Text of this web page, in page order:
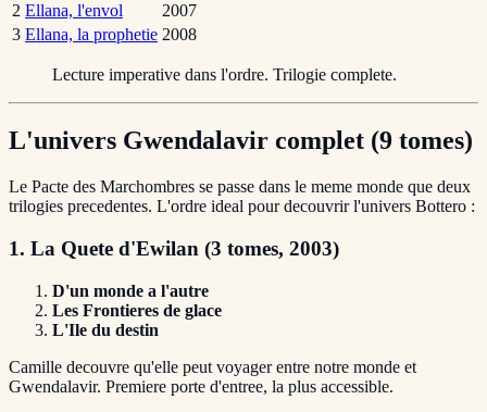
2 Ellana, l'envol
2007
3 Ellana, la prophetie 2008
Lecture imperative dans l'ordre. Trilogie complete.
L'univers Gwendalavir complet (9 tomes)
Le Pacte des Marchombres se passe dans le meme monde que deux
trilogies precedentes. L'ordre ideal pour decouvrir l'univers Bottero :
1. La Quete d'Ewilan (3 tomes, 2003)
D'un monde a l'autre
Les Frontieres de glace
L'Ile du destin
Camille decouvre qu'elle peut voyager entre notre monde et
Gwendalavir. Premiere porte d'entree, la plus accessible.